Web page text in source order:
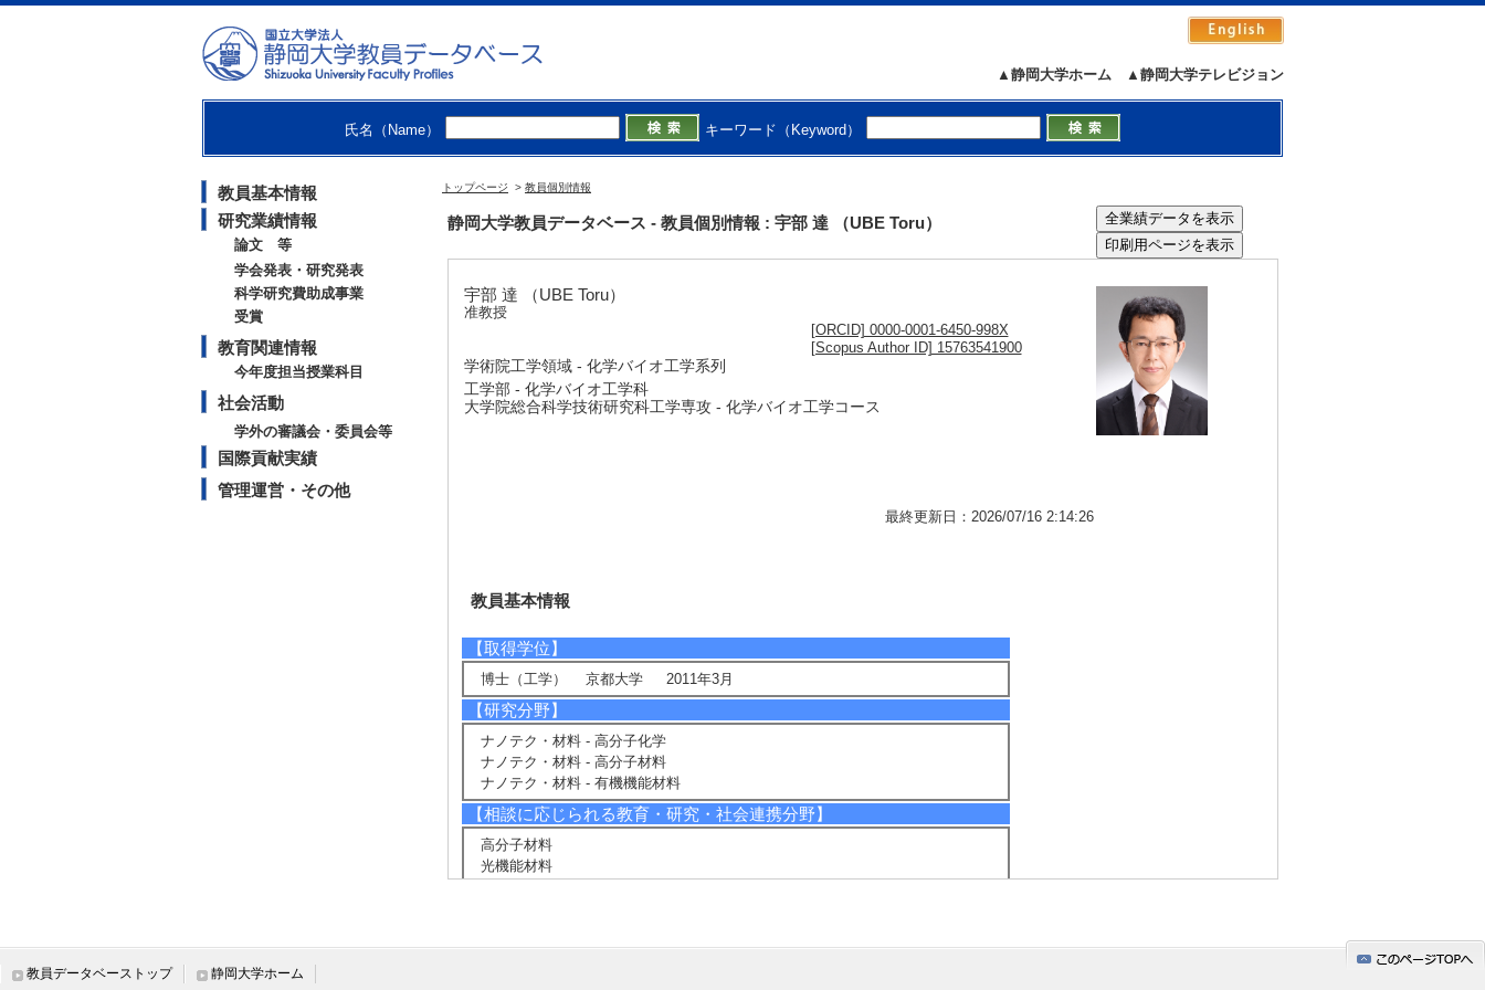
▲静岡大学テレビジョン
▲静岡大学ホーム
氏名（Name） キーワード（Keyword）
教員基本情報
研究業績情報
論文 等
学会発表・研究発表
科学研究費助成事業
受賞
教育関連情報
今年度担当授業科目
社会活動
学外の審議会・委員会等
国際貢献実績
管理運営・その他
トップページ > 教員個別情報
静岡大学教員データベース - 教員個別情報 : 宇部 達 （UBE Toru）
宇部 達 （UBE Toru）
准教授
[ORCID] 0000-0001-6450-998X
[Scopus Author ID] 15763541900
学術院工学領域 - 化学バイオ工学系列
工学部 - 化学バイオ工学科
大学院総合科学技術研究科工学専攻 - 化学バイオ工学コース
最終更新日：2026/07/16 2:14:26
教員基本情報
【取得学位】
博士（工学） 京都大学 2011年3月
【研究分野】
ナノテク・材料 - 高分子化学
ナノテク・材料 - 高分子材料
ナノテク・材料 - 有機機能材料
【相談に応じられる教育・研究・社会連携分野】
高分子材料
光機能材料
光に応答してマクロな変化を示す高分子材料の開発
教員データベーストップ 静岡大学ホーム